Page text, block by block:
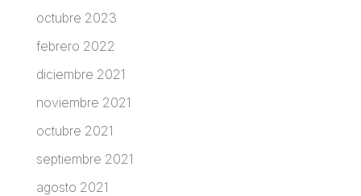
octubre 2023
febrero 2022
diciembre 2021
noviembre 2021
octubre 2021
septiembre 2021
agosto 2021